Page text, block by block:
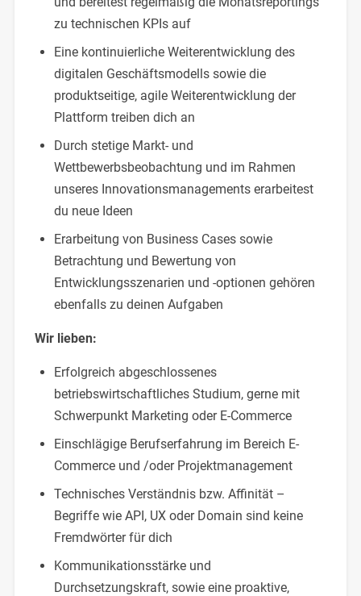
zu technischen KPIs auf
Eine kontinuierliche Weiterentwicklung des
digitalen Geschäftsmodells sowie die
produktseitige, agile Weiterentwicklung der
Plattform treiben dich an
Durch stetige Markt- und
Wettbewerbsbeobachtung und im Rahmen
unseres Innovationsmanagements erarbeitest
du neue Ideen
Erarbeitung von Business Cases sowie
Betrachtung und Bewertung von
Entwicklungsszenarien und -optionen gehören
ebenfalls zu deinen Aufgaben
Wir lieben:
Erfolgreich abgeschlossenes
betriebswirtschaftliches Studium, gerne mit
Schwerpunkt Marketing oder E-Commerce
Einschlägige Berufserfahrung im Bereich E-
Commerce und /oder Projektmanagement
Technisches Verständnis bzw. Affinität –
Begriffe wie API, UX oder Domain sind keine
Fremdwörter für dich
Kommunikationsstärke und
Durchsetzungskraft, sowie eine proaktive,